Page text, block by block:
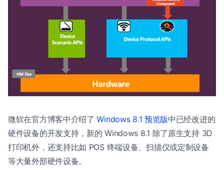
微软在官方博客中介绍了Windows 8.1 预览版中已经改进的
硬件设备的开发支持，新的 Windows 8.1 除了原生支持 3D
打印机外，还支持比如 POS 终端设备、扫描仪或定制设备
等大量外部硬件设备。